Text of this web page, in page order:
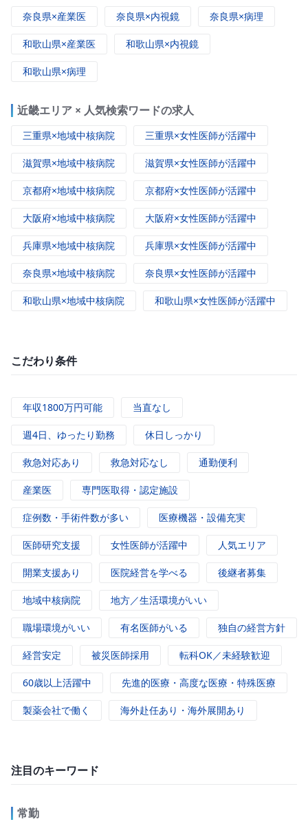
奈良県×産業医 奈良県×内視鏡 奈良県×病理
和歌山県×産業医 和歌山県×内視鏡
和歌山県×病理
近畿エリア × 人気検索ワードの求人
三重県×地域中核病院 三重県×女性医師が活躍中
滋賀県×地域中核病院 滋賀県×女性医師が活躍中
京都府×地域中核病院 京都府×女性医師が活躍中
大阪府×地域中核病院 大阪府×女性医師が活躍中
兵庫県×地域中核病院 兵庫県×女性医師が活躍中
奈良県×地域中核病院 奈良県×女性医師が活躍中
和歌山県×地域中核病院 和歌山県×女性医師が活躍中
こだわり条件
年収1800万円可能 当直なし
週4日、ゆったり勤務 休日しっかり
救急対応あり 救急対応なし 通勤便利
産業医 専門医取得・認定施設
症例数・手術件数が多い 医療機器・設備充実
医師研究支援 女性医師が活躍中 人気エリア
開業支援あり 医院経営を学べる 後継者募集
地域中核病院 地方／生活環境がいい
職場環境がいい 有名医師がいる 独自の経営方針
経営安定 被災医師採用 転科OK／未経験歓迎
60歳以上活躍中 先進的医療・高度な医療・特殊医療
製薬会社で働く 海外赴任あり・海外展開あり
注目のキーワード
常勤